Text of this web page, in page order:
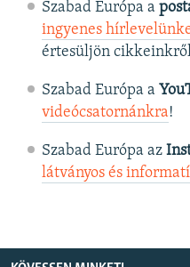
Szabad Európa a
ingyenes
értesüljön
Szabad Európa a
videócsatornánkra!
Szabad Európa az
látványos és